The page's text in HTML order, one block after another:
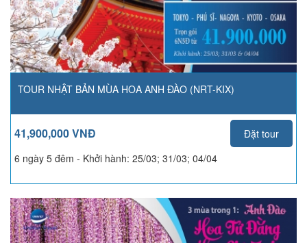
TOUR NHẬT BẢN MÙA HOA ANH ĐÀO (NRT-KIX)
41,900,000 VNĐ
Đặt tour
6 ngày 5 đêm - Khởi hành: 25/03; 31/03; 04/04